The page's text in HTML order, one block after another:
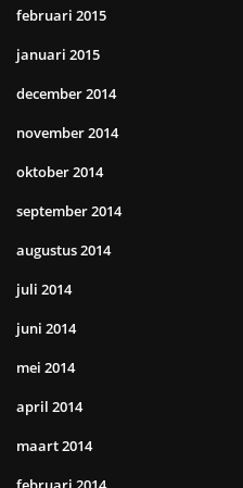
februari 2015
januari 2015
december 2014
november 2014
oktober 2014
september 2014
augustus 2014
juli 2014
juni 2014
mei 2014
april 2014
maart 2014